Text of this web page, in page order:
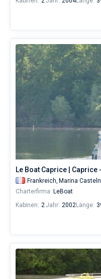
Le Boat Caprice | Caprice
Frankreich, Marina
Charterfirma: LeBoat
Kabinen: 2Jahr: 2002Länge: